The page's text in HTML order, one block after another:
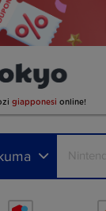
giapponesi online!